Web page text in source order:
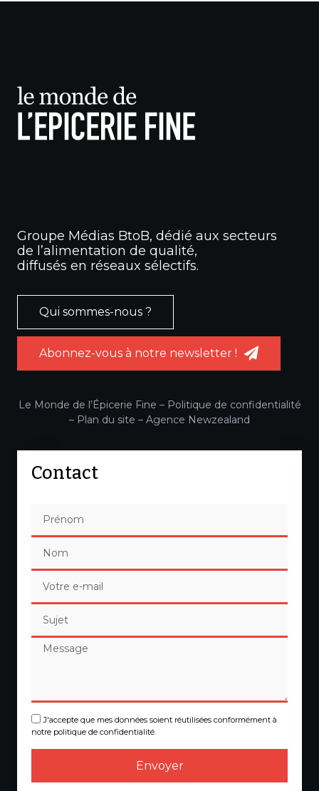
Groupe Médias BtoB, dédié aux secteurs
de l’alimentation de qualité,
diffusés en réseaux sélectifs.
Qui sommes-nous ?
Abonnez-vous à notre newsletter !
Le Monde de l’Épicerie Fine – Politique de confidentialité
– Plan du site – Agence Newzealand
Contact
J'accepte que mes données soient réutilisées conformément à
notre politique de confidentialité.
Envoyer